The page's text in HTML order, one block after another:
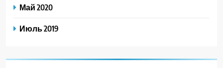
Май 2020
Июль 2019